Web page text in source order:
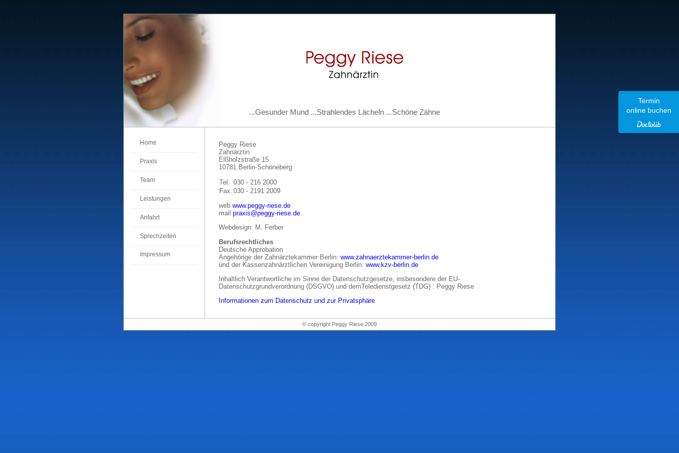
...Gesunder Mund ...Strahlendes Lächeln ...Schöne Zähne
Home
Praxis
Team
Leistungen
Anfahrt
Sprechzeiten
Impressum
Peggy Riese
Zahnärztin
Elßholzstraße 15
10781 Berlin-Schöneberg
Tel: 030 - 216 2000
Fax: 030 - 2191 2009
web www.peggy-riese.de
mail praxis@peggy-riese.de
Webdesign: M. Ferber
Berufsrechtliches
Deutsche Approbation
Angehörige der Zahnärztekammer Berlin: www.zahnaerztekammer-berlin.de
und der Kassenzahnärztlichen Vereinigung Berlin: www.kzv-berlin.de
Inhaltlich Verantwortliche im Sinne der Datenschutzgesetze, insbesondere der EU-
Datenschutzgrundverordnung (DSGVO) und demTeledienstgesetz (TDG) : Peggy Riese
Informationen zum Datenschutz und zur Privatsphäre
© copyright Peggy Riese 2009
Termin
online buchen